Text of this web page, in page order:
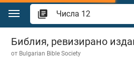
Преминете към съдържанието
Числа 12
Библия, ревизирано
от Bulgarian Bible Society